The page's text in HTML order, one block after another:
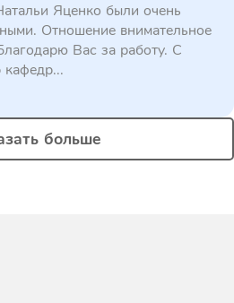
Яценко были очень
Отношение внимательное
Вас за работу. С
больше